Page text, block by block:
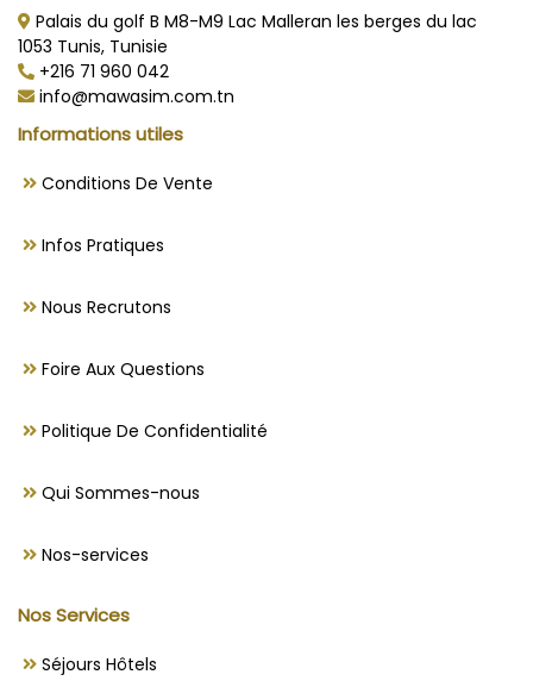
Palais du golf B M8-M9 Lac Malleran les berges du lac
1053 Tunis, Tunisie
+216 71 960 042
info@mawasim.com.tn
Informations utiles
Conditions De Vente
Infos Pratiques
Nous Recrutons
Foire Aux Questions
Politique De Confidentialité
Qui Sommes-nous
Nos-services
Nos Services
Séjours Hôtels